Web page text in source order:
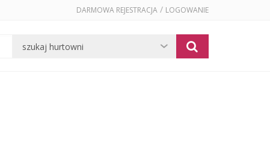
DARMOWA REJESTRACJA / LOGOWANIE